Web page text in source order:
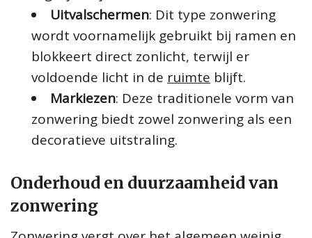
Uitvalschermen: Dit type zonwering
wordt voornamelijk gebruikt bij ramen en
blokkeert direct zonlicht, terwijl er
voldoende licht in de ruimte blijft.
Markiezen: Deze traditionele vorm van
zonwering biedt zowel zonwering als een
decoratieve uitstraling.
Onderhoud en duurzaamheid van
zonwering